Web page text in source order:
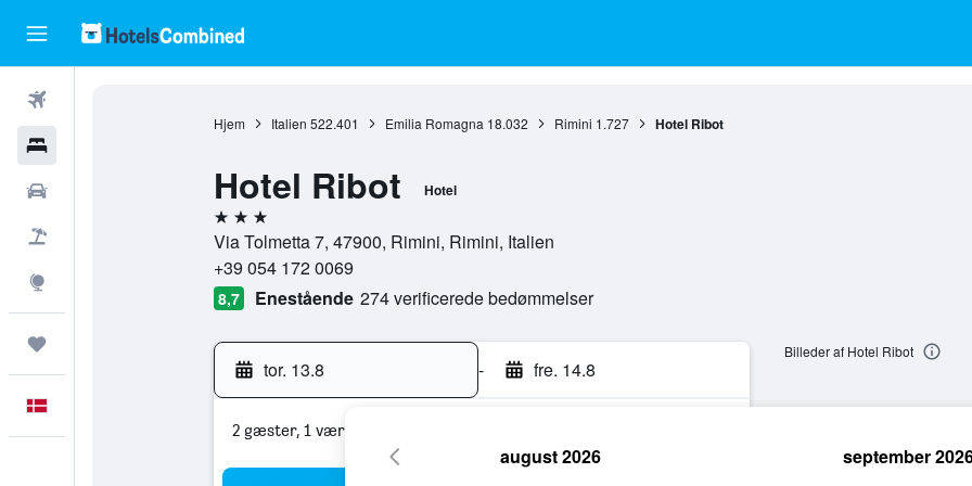
Hjem Italien 522.401 Emilia Romagna 18.032 Rimini 1.727 Hotel Ribot
Hotel Ribot Hotel
3 stjerner
Via Tolmetta 7, 47900, Rimini, Rimini, Italien
+39 054 172 0069
8,7 Enestående 274 verificerede bedømmelser
tor. 13.8 - fre. 14.8
2 gæster, 1 værelse
Billeder af Hotel Ribot
august 2026 september